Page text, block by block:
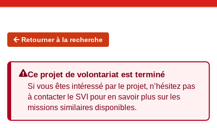
Retourner à la recherche
Ce projet de volontariat est terminé
Si vous êtes intéressé par le projet, n’hésitez pas
à contacter le SVI pour en savoir plus sur les
missions similaires disponibles.